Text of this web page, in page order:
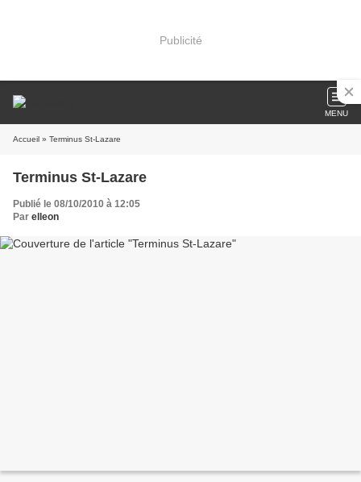
Publicité
MENU
Accueil » Terminus St-Lazare
Terminus St-Lazare
Publié le 08/10/2010 à 12:05
Par elleon